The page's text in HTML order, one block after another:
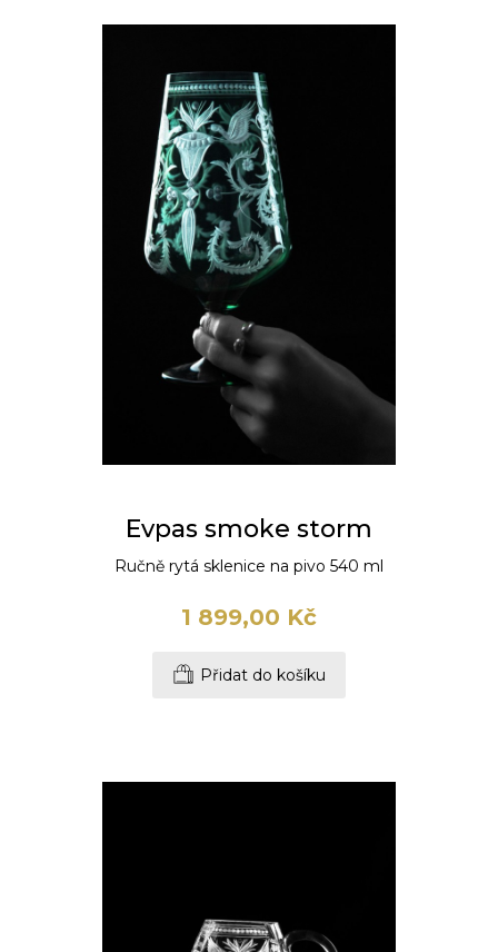
Evpas smoke storm
Ručně rytá sklenice na pivo 540 ml
1 899,00 Kč
Přidat do košíku